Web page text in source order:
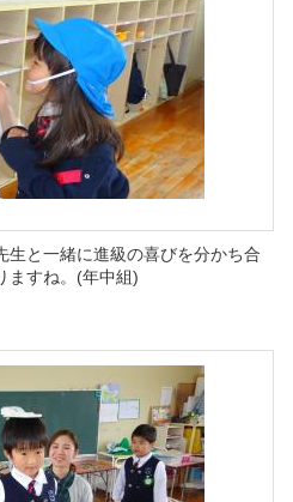
生と一緒に進級の喜びを分かち合
ますね。(年中組)